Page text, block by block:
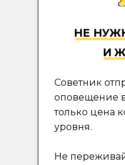
Советник
оповещение
только цена
уровня.
Не
НЕ
И